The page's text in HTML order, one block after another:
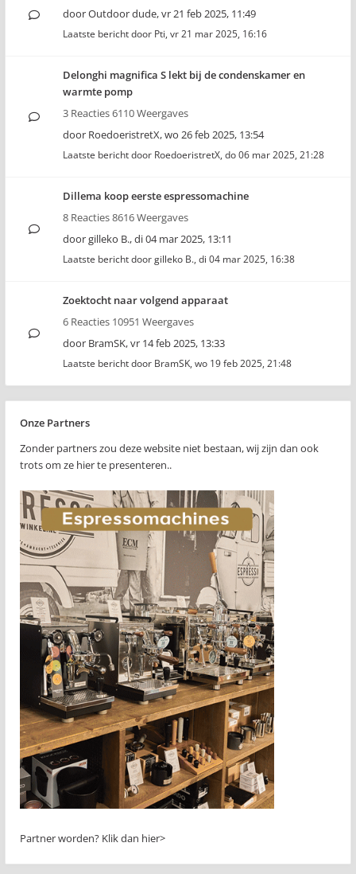
doorOutdoor dude,vr 21 feb 2025, 11:49
Laatste bericht door Pti, vr 21 mar 2025, 16:16
Delonghi magnifica S lekt bij de condenskamer en
warmte pomp
3 Reacties 6110 Weergaves
door RoedoeristretX,wo 26 feb 2025, 13:54
Laatste bericht door RoedoeristretX, do 06 mar 2025, 21:28
Dillema koop eerste espressomachine
8 Reacties 8616 Weergaves
doorgilleko B.,di 04 mar 2025, 13:11
Laatste bericht doorgilleko B., di 04 mar 2025, 16:38
Zoektocht naar volgend apparaat
6 Reacties 10951 Weergaves
door BramSK,vr 14 feb 2025, 13:33
Laatste bericht door BramSK, wo 19 feb 2025, 21:48
Onze Partners
Zonder partners zou deze website niet bestaan, wij zijn dan ook
trots om ze hier te presenteren..
Partner worden? Klik dan hier>